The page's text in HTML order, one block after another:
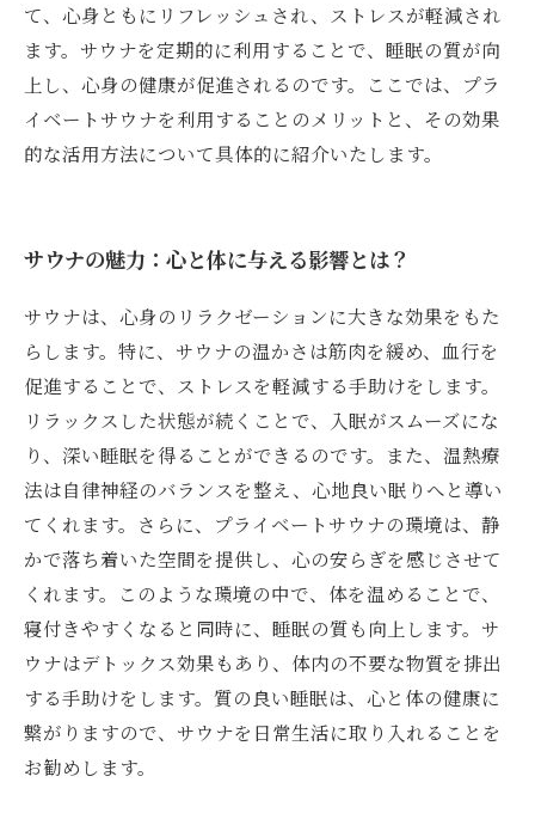
て、心身ともにリフレッシュされ、ストレスが軽減され
ます。サウナを定期的に利用することで、睡眠の質が向
上し、心身の健康が促進されるのです。ここでは、プラ
イベートサウナを利用することのメリットと、その効果
的な活用方法について具体的に紹介いたします。
サウナの魅力：心と体に与える影響とは？
サウナは、心身のリラクゼーションに大きな効果をもた
らします。特に、サウナの温かさは筋肉を緩め、血行を
促進することで、ストレスを軽減する手助けをします。
リラックスした状態が続くことで、入眠がスムーズにな
り、深い睡眠を得ることができるのです。また、温熱療
法は自律神経のバランスを整え、心地良い眠りへと導い
てくれます。さらに、プライベートサウナの環境は、静
かで落ち着いた空間を提供し、心の安らぎを感じさせて
くれます。このような環境の中で、体を温めることで、
寝付きやすくなると同時に、睡眠の質も向上します。サ
ウナはデトックス効果もあり、体内の不要な物質を排出
する手助けをします。質の良い睡眠は、心と体の健康に
繋がりますので、サウナを日常生活に取り入れることを
お勧めします。